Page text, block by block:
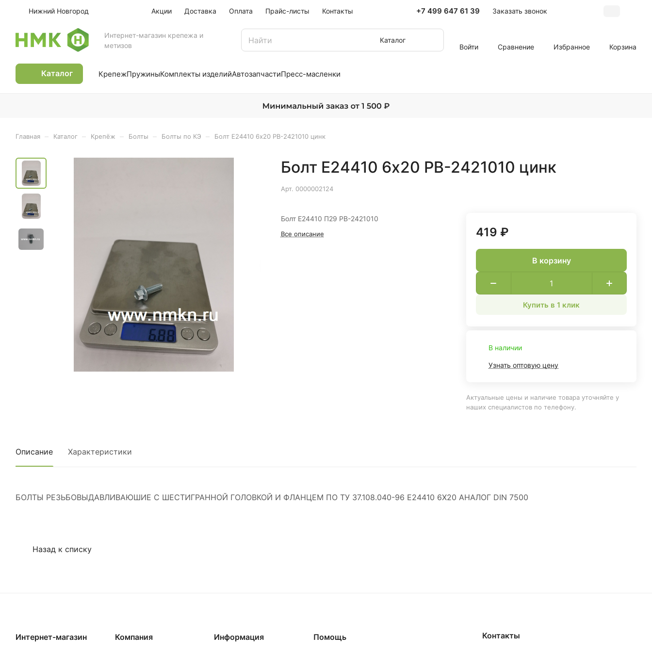
Нижний Новгород Акции Доставка Оплата Прайс-листы Контакты +7 499 647 61 39 Заказать звонок
Интернет-магазин крепежа и
метизов
Каталог
Войти
Сравнение Избранное Корзина
Каталог КрепежПружиныКомплекты изделийАвтозапчастиПресс-масленки
Главная Каталог Крепёж Болты Болты по КЭ Болт Е24410 6х20 РВ-2421010 цинк
Болт Е24410 6х20 РВ-2421010 цинк
Арт. 0000002124
Болт Е24410 П29 РВ-2421010
Все описание 419 ₽
В корзину
Купить в 1 клик
В наличии
Узнать оптовую цену
Актуальные цены и наличие товара уточняйте у
наших специалистов по телефону.
Описание Характеристики
БОЛТЫ РЕЗЬБОВЫДАВЛИВАЮШИЕ С ШЕСТИГРАННОЙ ГОЛОВКОЙ И ФЛАНЦЕМ ПО ТУ 37.108.040-96 Е24410 6Х20 АНАЛОГ DIN 7500
Назад к списку
Интернет-магазин Компания Информация Помощь Контакты